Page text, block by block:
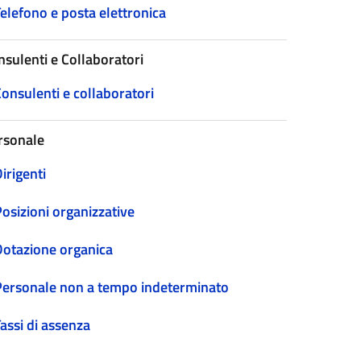
e posta elettronica
e Collaboratori
e collaboratori
organizzative
organica
non a tempo indeterminato
di assenza